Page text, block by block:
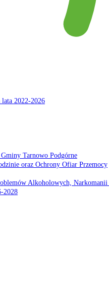
2022-2026
Tarnowo Podgórne
oraz Ochrony Ofiar Przemocy
Alkoholowych,
2028